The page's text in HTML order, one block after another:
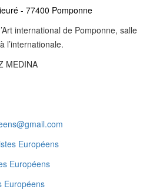
- 77400 Pomponne
international de Pomponne, salle
l’internationale.
MEDINA
Européens
Européens
Européens